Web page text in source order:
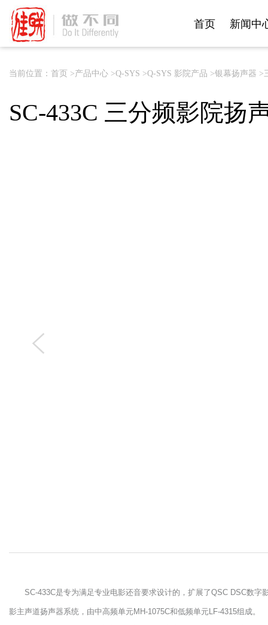
当前位置： 首页 >产品中心 >Q-SYS >Q-SYS 影院产品 >银幕扬声器 >
SC-433C 三分频影院扬
SC-433C是专为满足专业电影还音要求设计的，扩展了QSC DSC数
影主声道扬声器系统，由中高频单元MH-1075C和低频单元LF-4315组成。
首页 新闻中